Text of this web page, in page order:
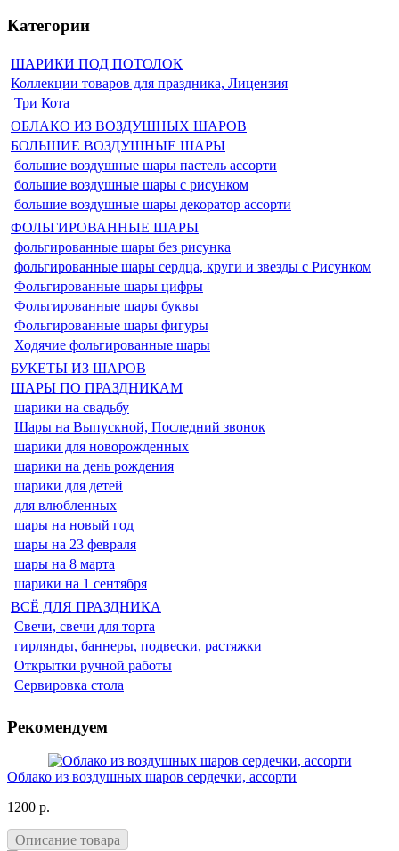
Категории
ШАРИКИ ПОД ПОТОЛОК
Коллекции товаров для праздника, Лицензия
Три Кота
ОБЛАКО ИЗ ВОЗДУШНЫХ ШАРОВ
БОЛЬШИЕ ВОЗДУШНЫЕ ШАРЫ
большие воздушные шары пастель ассорти
большие воздушные шары с рисунком
большие воздушные шары декоратор ассорти
ФОЛЬГИРОВАННЫЕ ШАРЫ
фольгированные шары без рисунка
фольгированные шары сердца, круги и звезды с Рисунком
Фольгированные шары цифры
Фольгированные шары буквы
Фольгированные шары фигуры
Ходячие фольгированные шары
БУКЕТЫ ИЗ ШАРОВ
ШАРЫ ПО ПРАЗДНИКАМ
шарики на свадьбу
Шары на Выпускной, Последний звонок
шарики для новорожденных
шарики на день рождения
шарики для детей
для влюбленных
шары на новый год
шары на 23 февраля
шары на 8 марта
шарики на 1 сентября
ВСЁ ДЛЯ ПРАЗДНИКА
Свечи, свечи для торта
гирлянды, баннеры, подвески, растяжки
Открытки ручной работы
Сервировка стола
Рекомендуем
Облако из воздушных шаров сердечки, ассорти
1200 р.
Описание товара